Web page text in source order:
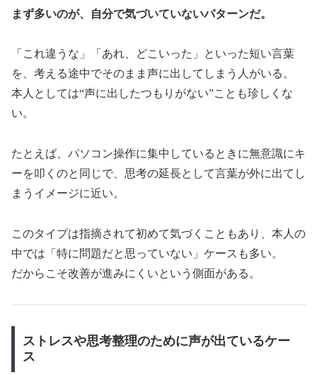
まず多いのが、自分で気づいていないパターンだ。
「これ違うな」「あれ、どこいった」といった短い言葉
を、考える途中でそのまま声に出してしまう人がいる。
本人としては“声に出したつもりがない”ことも珍しくな
い。
たとえば、パソコン操作に集中しているときに無意識にキ
ーを叩くのと同じで、思考の延長として言葉が外に出てし
まうイメージに近い。
このタイプは指摘されて初めて気づくこともあり、本人の
中では「特に問題だと思っていない」ケースも多い。
だからこそ改善が進みにくいという側面がある。
ストレスや思考整理のために声が出ているケー
ス